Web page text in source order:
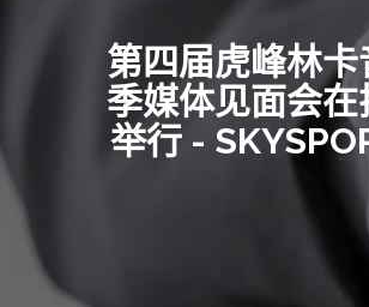
第四届虎峰林卡
季媒体见面会在
举行 -